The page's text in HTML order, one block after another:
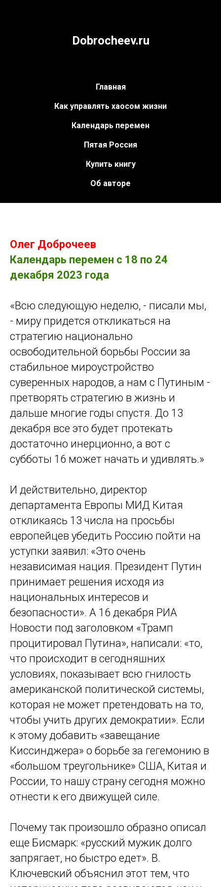
Dobrocheev.ru
Главная
Как управлять хаосом жизни
Календарь перемен
Пятая Россия
Купить книгу
Об авторе
Олег Доброчеев
Календарь перемен с 18 по 24
декабря 2023 года
«Всю следующую неделю, - писали мы,
- миру придется откликаться на
стратегию национально
освободительной борьбы России за
стабильное мироустройство
суверенных народов, а нам с Путиным -
претворять стратегию в жизнь и
дальше многие годы спустя. До 13
декабря все это будет протекать
достаточно инерционно, а вот с
субботы 16 может начать и удивлять.»
И действительно, директор
департамента Европы МИД Китая
откликаясь 13 числа на просьбы
европейцев убедить Россию пойти на
уступки заявил: «Это очень
независимая нация. Президент Путин
принимает решения исходя из
национальных интересов и
безопасности». А 16 декабря РИА
Новости под заголовком «Трамп
процитировал Путина», написали: «то,
что происходит в сегодняшних
условиях, показывает всю гнилость
американской политической системы,
которая не может претендовать на то,
чтобы учить других демократии». Если
к этому добавить «завещание
Киссинджера» о борьбе за гегемонию в
«большом треугольнике» США, Китая и
России, то нашу страну сегодня можно
отнести к его движущей силе.
Почему так произошло образно описал
еще Бисмарк: «русский мужик долго
запрягает, но быстро едет». В.
Ключевский объяснил этот тем, что